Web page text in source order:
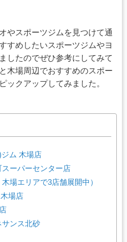
やスポーツジムを見つけて通
すめしたいスポーツジムやヨ
したのでぜひ参考にしてみて
木場周辺でおすすめのスポー
ックアップしてみました。
ム 木場店
ーパーセンター店
場エリアで3店舗展開中）
場店
サンス北砂